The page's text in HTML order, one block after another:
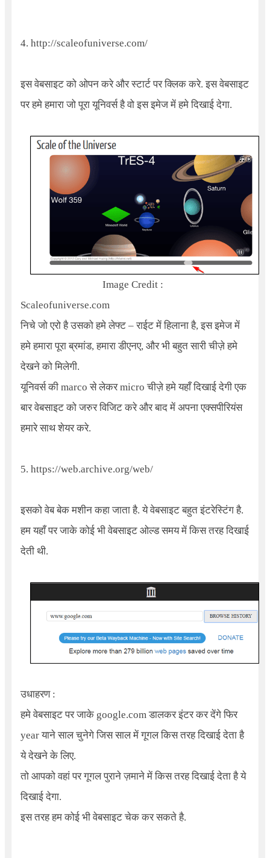
4. http://scaleofuniverse.com/
इस वेबसाइट को ओपन करे और स्टार्ट पर क्लिक करे. इस वेबसाइट
पर हमे हमारा जो पूरा यूनिवर्स है वो इस इमेज में हमे दिखाई देगा.
Image Credit :
Scaleofuniverse.com
निचे जो एरो है उसको हमे लेफ्ट – राईट में हिलाना है, इस इमेज में
हमे हमारा पूरा ब्रमांड, हमारा डीएनए, और भी बहुत सारी चीज़े हमे
देखने को मिलेगी.
यूनिवर्स की marco से लेकर micro चीज़े हमे यहाँ दिखाई देगी एक
बार वेबसाइट को जरुर विजिट करे और बाद में अपना एक्सपीरियंस
हमारे साथ शेयर करे.
5. https://web.archive.org/web/
इसको वेब बेक मशीन कहा जाता है. ये वेबसाइट बहुत इंटरेस्टिंग है.
हम यहाँ पर जाके कोई भी वेबसाइट ओल्ड समय में किस तरह दिखाई
देती थी.
उधाहरण :
हमे वेबसाइट पर जाके google.com डालकर इंटर कर देंगे फिर
year याने साल चुनेगे जिस साल में गूगल किस तरह दिखाई देता है
ये देखने के लिए.
तो आपको वहां पर गूगल पुराने ज़माने में किस तरह दिखाई देता है ये
दिखाई देगा.
इस तरह हम कोई भी वेबसाइट चेक कर सकते है.